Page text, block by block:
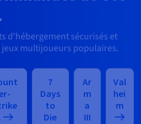
d'hébergement sécurisés et
multijoueurs populaires.
7
Days
to
Die
Ar
m
a
III
Val
hei
m